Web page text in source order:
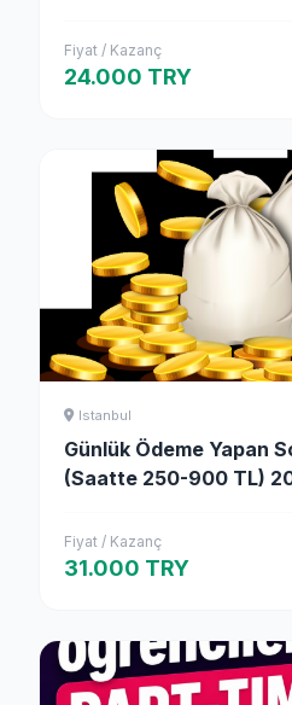
Fiyat / Kazanç
24.000 TRY
Istanbul
Günlük Ödeme Yapan
(Saatte 250-900 TL)
Fiyat / Kazanç
31.000 TRY